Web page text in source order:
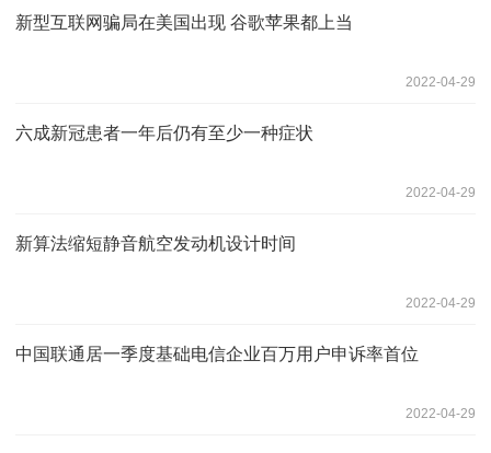
新型互联网骗局在美国出现 谷歌苹果都上当
2022-04-29
六成新冠患者一年后仍有至少一种症状
2022-04-29
新算法缩短静音航空发动机设计时间
2022-04-29
中国联通居一季度基础电信企业百万用户申诉率首位
2022-04-29